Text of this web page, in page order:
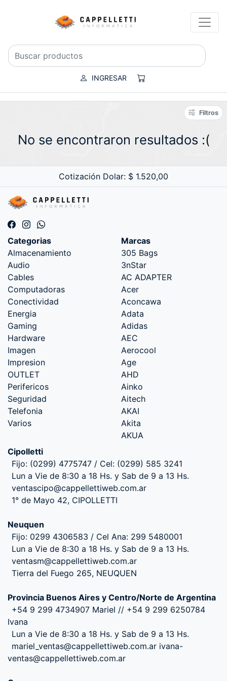
INGRESAR
Filtros
No se encontraron resultados :(
Cotización Dolar: $ 1.520,00
Categorias
Almacenamiento
Audio
Cables
Computadoras
Conectividad
Energia
Gaming
Hardware
Imagen
Impresion
OUTLET
Perifericos
Seguridad
Telefonia
Varios
Marcas
305 Bags
3nStar
AC ADAPTER
Acer
Aconcawa
Adata
Adidas
AEC
Aerocool
Age
AHD
Ainko
Aitech
AKAI
Akita
AKUA
Cipolletti
Fijo: (0299) 4775747 / Cel: (0299) 585 3241
Lun a Vie de 8:30 a 18 Hs. y Sab de 9 a 13 Hs.
ventascipo@cappellettiweb.com.ar
1° de Mayo 42, CIPOLLETTI
Neuquen
Fijo: 0299 4306583 / Cel Ana: 299 5480001
Lun a Vie de 8:30 a 18 Hs. y Sab de 9 a 13 Hs.
ventasm@cappellettiweb.com.ar
Tierra del Fuego 265, NEUQUEN
Provincia Buenos Aires y Centro/Norte de Argentina
+54 9 299 4734907 Mariel // +54 9 299 6250784
Ivana
Lun a Vie de 8:30 a 18 Hs. y Sab de 9 a 13 Hs.
mariel_ventas@cappellettiweb.com.ar ivana-
ventas@cappellettiweb.com.ar